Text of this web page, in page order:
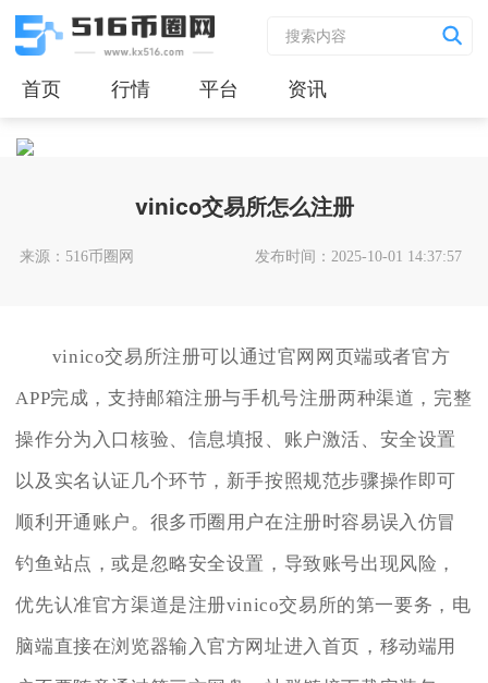
首页 行情 平台 资讯
vinico交易所怎么注册
来源：516币圈网 发布时间：2025-10-01 14:37:57
vinico交易所注册可以通过官网网页端或者官方
APP完成，支持邮箱注册与手机号注册两种渠道，完整
操作分为入口核验、信息填报、账户激活、安全设置
以及实名认证几个环节，新手按照规范步骤操作即可
顺利开通账户。很多币圈用户在注册时容易误入仿冒
钓鱼站点，或是忽略安全设置，导致账号出现风险，
优先认准官方渠道是注册vinico交易所的第一要务，电
脑端直接在浏览器输入官方网址进入首页，移动端用